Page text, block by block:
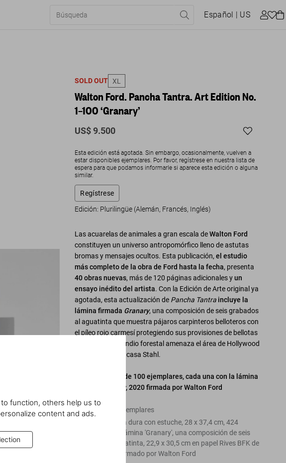
function, others help us to
content and ads.
Español | US
SOLD OUT XL
Walton Ford. Pancha Tantra. Art Edition No.
1–100 ‘Granary’
US$ 9.500
Esta edición está agotada. Sin embargo, ocasionalmente, vuelven a
estar disponibles ejemplares. Por favor, regístrese en nuestra lista de
espera para que podamos informarle si aparece esta edición o alguna
similar.
Regístrese
Edición: Plurilingüe (Alemán, Francés, Inglés)
Las acuarelas de animales a gran escala deWalton Ford
constituyen un universo antropomórfico lleno de astutas
bromas y mensajes ocultos. Esta publicación,el estudio
más completo de la obra de Ford hasta la fecha, presenta
40 obras nuevas, más de 120 páginas adicionales yun
ensayo inédito del artista. Con la Edición de Arte original ya
agotada, esta actualización de Pancha Tantra incluye la
lámina firmada Granary, una composición de seis grabados
al aguatinta que muestra pájaros carpinteros belloteros con
el píleo rojo carmesí protegiendo sus provisiones de bellotas
mientras un incendio forestal amenaza el área de Hollywood
Hills y la famosa casa Stahl.
Edición de Arte de 100 ejemplares, cada una con la lámina
Granary, 2020 firmada por Walton Ford
Edición de 100 ejemplares
Volumen en tapa dura con estuche, 28 x 37,4 cm, 424
páginas; con la lámina 'Granary', una composición de seis
grabados al aguatinta, 22,9 x 30,5 cm en papel Rives BFK de
35,5 x 46,8 cm firmado por Walton Ford